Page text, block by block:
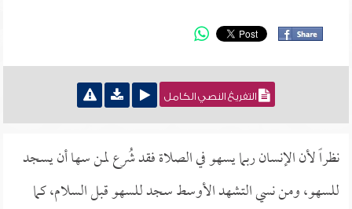
التفريغ النصي الكامل
نظراً لأن الإنسان ربما يسهو في الصلاة فقد شُرع لمن سها أن يسجد
للسهو، ومن نسي التشهد الأوسط سجد للسهو قبل السلام، كما